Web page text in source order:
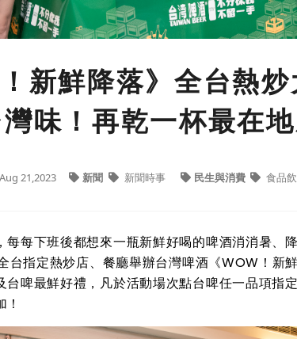
新鮮降落》全台熱
味！再乾一杯最在
Aug 21,2023 新聞 新聞時事 民生與消費 食品
每每下班後都想來一瓶新鮮好喝的啤酒消消暑、
台指定熱炒店、餐廳舉辦台灣啤酒《WOW！新
台啤最鮮好禮，凡於活動場次點台啤任一品項指